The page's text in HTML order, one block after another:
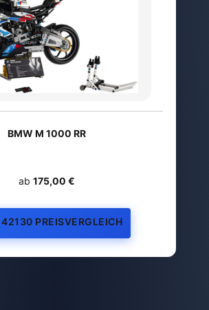
BMW M 1000 RR
ab 175,00 €
42130 PREISVERGLEICH